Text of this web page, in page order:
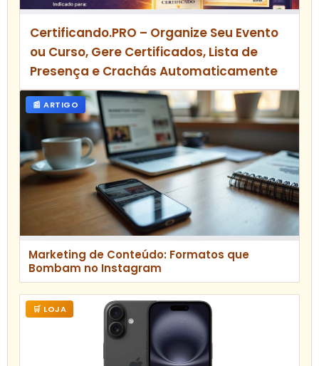
Certificando.PRO – Organize Seu Evento
ou Curso, Gere Certificados, Lista de
Presença e Crachás Automaticamente
📰 ARTIGO
Marketing de Conteúdo: Formatos que
Bombam no Instagram
🛒 LOJA